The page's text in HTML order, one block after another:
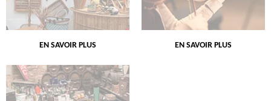
EN SAVOIR PLUS EN SAVOIR PLUS